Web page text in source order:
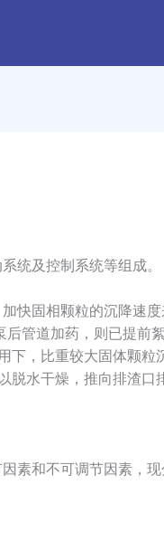
统及控制系统等组成。
快固相颗粒的沉降速
管道加药，则已提
下，比重较大固体颗
水干燥，推向排渣口
素和不可调节因素，